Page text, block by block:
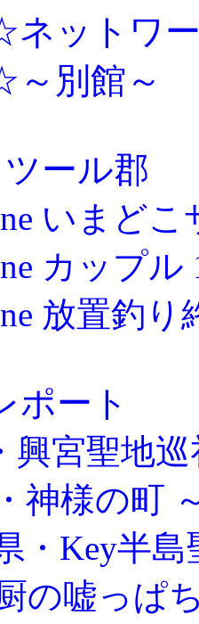
ネットワ
別館～
ツール郡
いまど
カップ
放置釣
ポート
興宮聖地
神様の町
・Key半
の嘘っぱ